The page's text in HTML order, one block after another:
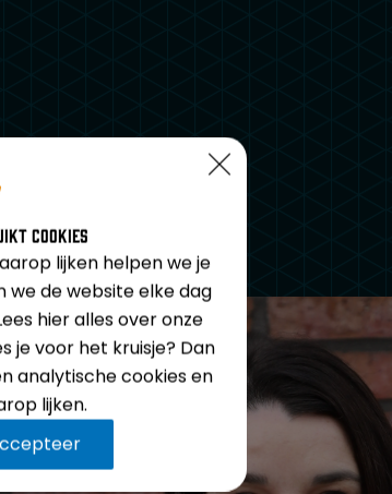
cookies
lijken helpen we je
we de website elke dag
hier alles over onze
je voor het kruisje? Dan
analytische cookies en
lijken.